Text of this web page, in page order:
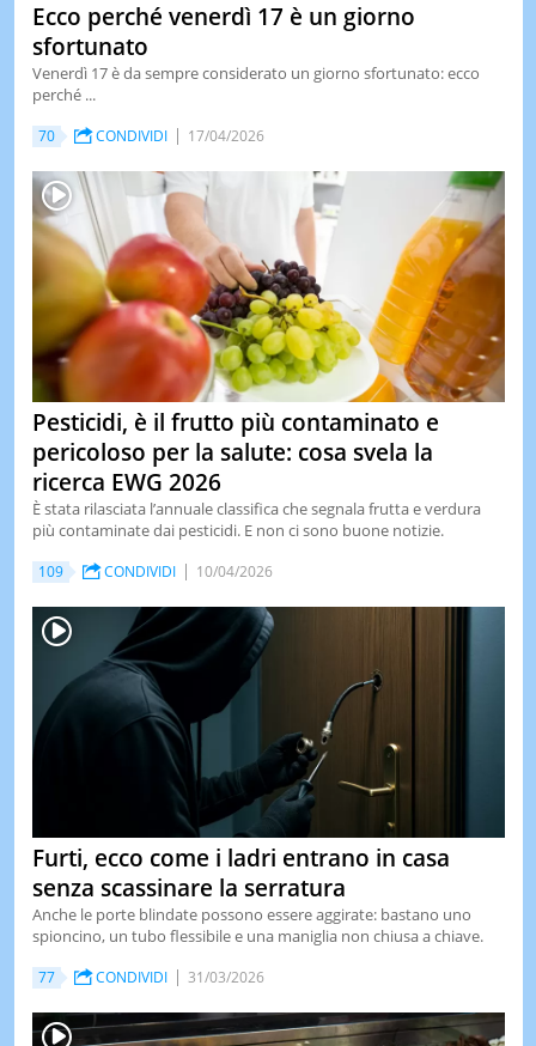
Ecco perché venerdì 17 è un giorno
sfortunato
Venerdì 17 è da sempre considerato un giorno sfortunato: ecco
perché ...
70 CONDIVIDI 17/04/2026
Pesticidi, è il frutto più contaminato e
pericoloso per la salute: cosa svela la
ricerca EWG 2026
È stata rilasciata l’annuale classifica che segnala frutta e verdura
più contaminate dai pesticidi. E non ci sono buone notizie.
109 CONDIVIDI 10/04/2026
Furti, ecco come i ladri entrano in casa
senza scassinare la serratura
Anche le porte blindate possono essere aggirate: bastano uno
spioncino, un tubo flessibile e una maniglia non chiusa a chiave.
77 CONDIVIDI 31/03/2026